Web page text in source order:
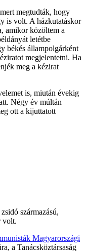
megtudták, hogy
is volt. A házkutatáskor
amikor közöltem a
letétbe
békés állampolgárként
megjelentetni. Ha
meg a kézirat
is, miután évekig
Négy év múltán
ott a kijuttatott
származású,
volt.
Magyarországi
a Tanácsköztársaság